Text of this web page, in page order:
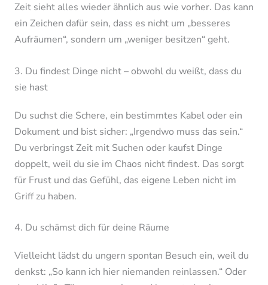
Zeit sieht alles wieder ähnlich aus wie vorher. Das kann
ein Zeichen dafür sein, dass es nicht um „besseres
Aufräumen“, sondern um „weniger besitzen“ geht.
3. Du findest Dinge nicht – obwohl du weißt, dass du
sie hast
Du suchst die Schere, ein bestimmtes Kabel oder ein
Dokument und bist sicher: „Irgendwo muss das sein.“
Du verbringst Zeit mit Suchen oder kaufst Dinge
doppelt, weil du sie im Chaos nicht findest. Das sorgt
für Frust und das Gefühl, das eigene Leben nicht im
Griff zu haben.
4. Du schämst dich für deine Räume
Vielleicht lädst du ungern spontan Besuch ein, weil du
denkst: „So kann ich hier niemanden reinlassen.“ Oder